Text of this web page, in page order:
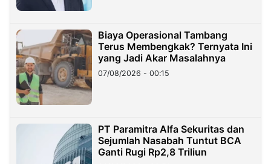
Biaya Operasional Tambang
Terus Membengkak? Ternyata Ini
yang Jadi Akar Masalahnya
07/08/2026 - 00:15
PT Paramitra Alfa Sekuritas dan
Sejumlah Nasabah Tuntut BCA
Ganti Rugi Rp2,8 Triliun